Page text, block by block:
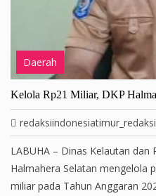
Daerah
Kelola Rp21 Miliar, DKP
redaksiindonesiatimur_redaksi
LABUHA – Dinas Kelautan dan
Halmahera Selatan mengelola
miliar pada Tahun Anggaran